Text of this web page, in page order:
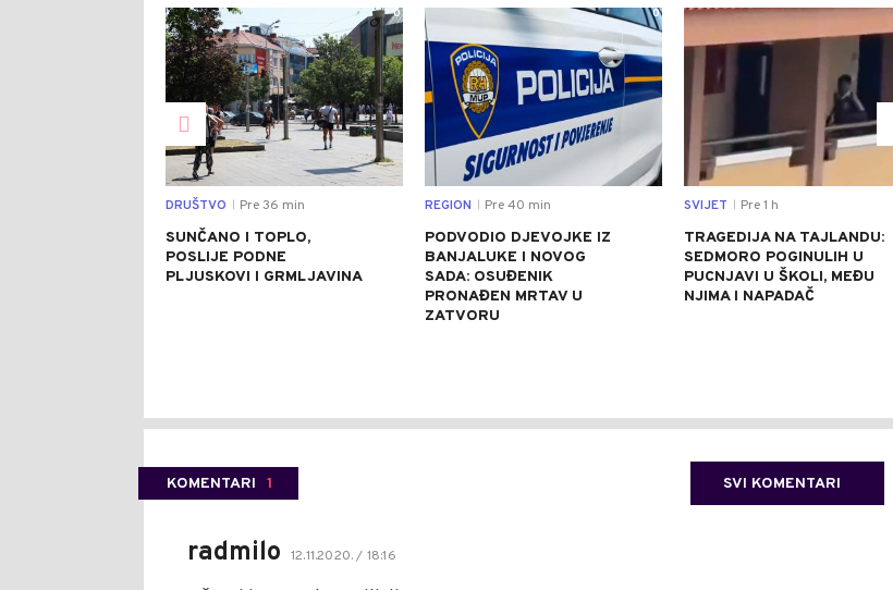
0
DRUŠTVO Pre 36 min
SUNČANO I TOPLO,
POSLIJE PODNE
PLJUSKOVI I GRMLJAVINA
0
REGION Pre 40 min
PODVODIO DJEVOJKE IZ
BANJALUKE I NOVOG
SADA: OSUĐENIK
PRONAĐEN MRTAV U
ZATVORU
SVIJET Pre 1 h
TRAGEDIJA NA TAJLANDU:
SEDMORO POGINULIH U
PUCNJAVI U ŠKOLI, MEĐU
NJIMA I NAPADAČ
KOMENTARI 1 SVI KOMENTARI
radmilo 12.11.2020. / 18:16